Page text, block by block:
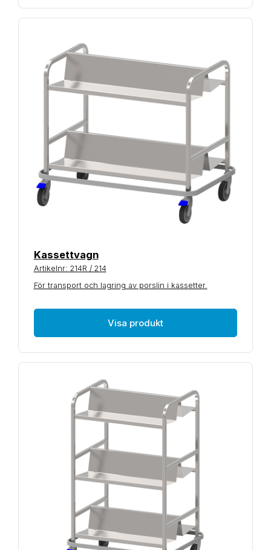
Kassettvagn
Artikelnr: 214R / 214
För transport och lagring av porslin i kassetter.
Visa produkt